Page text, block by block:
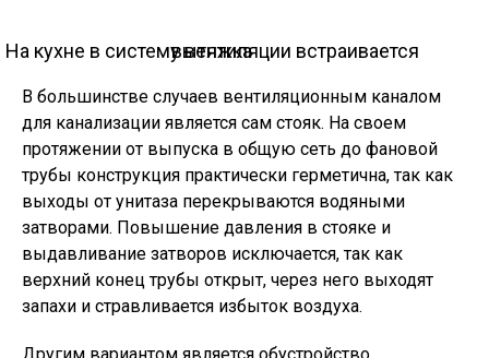
На кухне в систему вентиляции встраивается вытяжка
В большинстве случаев вентиляционным каналом
для канализации является сам стояк. На своем
протяжении от выпуска в общую сеть до фановой
трубы конструкция практически герметична, так как
выходы от унитаза перекрываются водяными
затворами. Повышение давления в стояке и
выдавливание затворов исключается, так как
верхний конец трубы открыт, через него выходят
запахи и стравливается избыток воздуха.